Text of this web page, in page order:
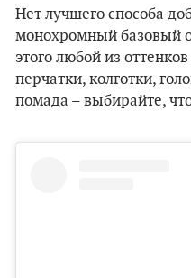
Нет лучшего способа
монохромный базовый
этого любой из
перчатки, колготки,
помада – выбирайте,